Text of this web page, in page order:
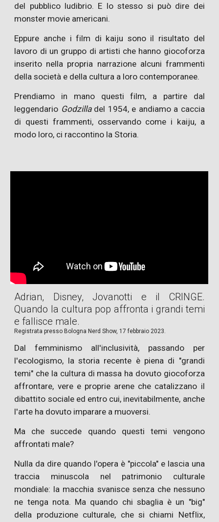
del pubblico ludibrio. E lo stesso si può dire dei
monster movie americani.
Eppure anche i film di kaiju sono il risultato del
lavoro di un gruppo di artisti che hanno giocoforza
inserito nella propria narrazione alcuni frammenti
della società e della cultura a loro contemporanee.
Prendiamo in mano questi film, a partire dal
leggendario Godzilla del 1954, e andiamo a caccia
di questi frammenti, osservando come i kaiju, a
modo loro, ci raccontino la Storia.
Adrian, Disney, Jovanotti e il CRINGE.
Quando la cultura pop affronta i grandi temi
e fallisce male.
Registrata presso Bologna Nerd Show, 17 febbraio 2023.
Dal femminismo all'inclusività, passando per
l'ecologismo, la storia recente è piena di "grandi
temi" che la cultura di massa ha dovuto giocoforza
affrontare, vere e proprie arene che catalizzano il
dibattito sociale ed entro cui, inevitabilmente, anche
l'arte ha dovuto imparare a muoversi.
Ma che succede quando questi temi vengono
affrontati male?
Nulla da dire quando l'opera è "piccola" e lascia una
traccia minuscola nel patrimonio culturale
mondiale: la macchia svanisce senza che nessuno
ne tenga nota. Ma quando chi sbaglia è un "big"
della produzione culturale, che si chiami Netflix,